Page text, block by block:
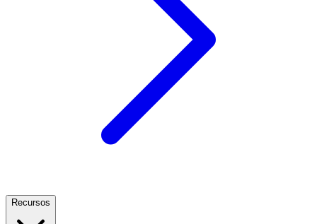
Recursos